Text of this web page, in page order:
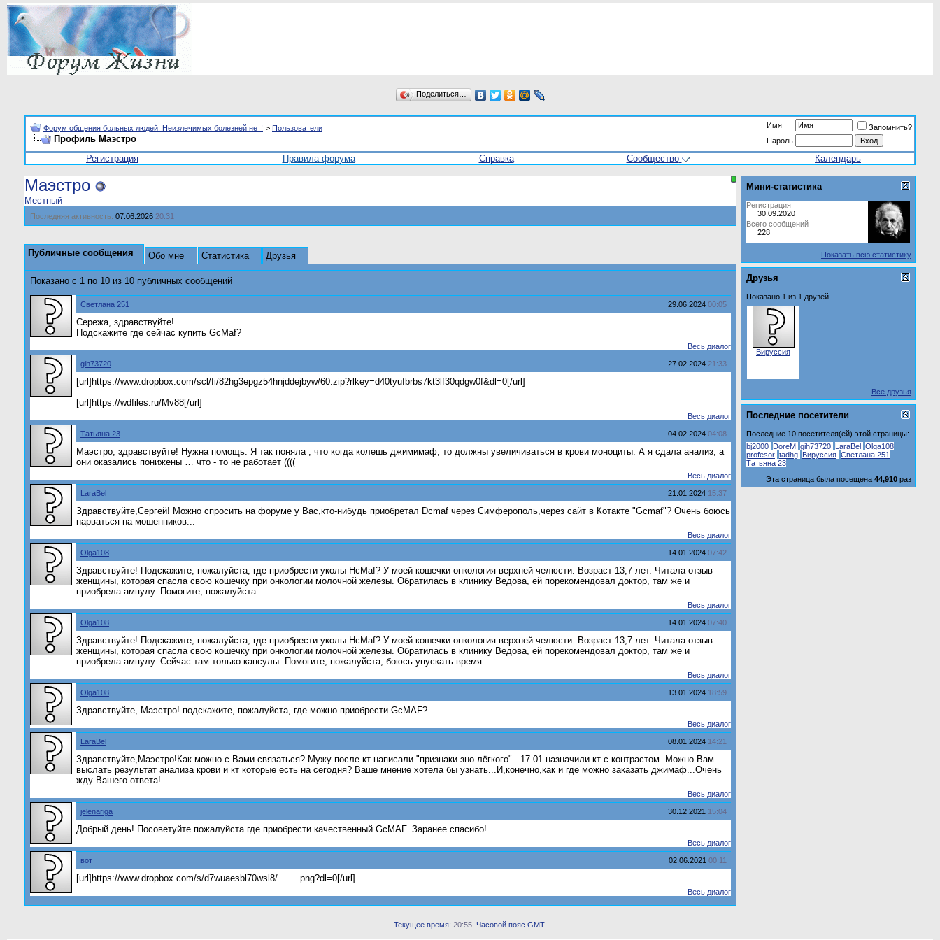
Поделиться…
Форум общения больных людей. Неизлечимых болезней нет! > Пользователи
Профиль Маэстро
Имя
Запомнить?
Пароль
Регистрация Правила форума Справка Сообщество Календарь
Маэстро
Местный
Последняя активность: 07.06.2026 20:31
Публичные сообщения Обо мне Статистика Друзья
Показано с 1 по 10 из 10 публичных сообщений
29.06.2024 00:05
Светлана 251
Сережа, здравствуйте!
Подскажите где сейчас купить GcMaf?
Весь диалог
27.02.2024 21:33
gih73720
[url]https://www.dropbox.com/scl/fi/82hg3epgz54hnjddejbyw/60.zip?rlkey=d40tyufbrbs7kt3lf30qdgw0f&dl=0[/url]
[url]https://wdfiles.ru/Mv88[/url]
Весь диалог
04.02.2024 04:08
Татьяна 23
Маэстро, здравствуйте! Нужна помощь. Я так поняла , что когда колешь джимимаф, то должны увеличиваться в крови моноциты. А я сдала анализ, а
они оказались понижены … что - то не работает ((((
Весь диалог
21.01.2024 15:37
LaraBel
Здравствуйте,Сергей! Можно спросить на форуме у Вас,кто-нибудь приобретал Dcmaf через Симферополь,через сайт в Котакте "Gcmaf"? Очень боюсь
нарваться на мошенников...
Весь диалог
14.01.2024 07:42
Olga108
Здравствуйте! Подскажите, пожалуйста, где приобрести уколы HcMaf? У моей кошечки онкология верхней челюсти. Возраст 13,7 лет. Читала отзыв
женщины, которая спасла свою кошечку при онкологии молочной железы. Обратилась в клинику Ведова, ей порекомендовал доктор, там же и
приобрела ампулу. Помогите, пожалуйста.
Весь диалог
14.01.2024 07:40
Olga108
Здравствуйте! Подскажите, пожалуйста, где приобрести уколы HcMaf? У моей кошечки онкология верхней челюсти. Возраст 13,7 лет. Читала отзыв
женщины, которая спасла свою кошечку при онкологии молочной железы. Обратилась в клинику Ведова, ей порекомендовал доктор, там же и
приобрела ампулу. Сейчас там только капсулы. Помогите, пожалуйста, боюсь упускать время.
Весь диалог
13.01.2024 18:59
Olga108
Здравствуйте, Маэстро! подскажите, пожалуйста, где можно приобрести GcMAF?
Весь диалог
08.01.2024 14:21
LaraBel
Здравствуйте,Маэстро!Как можно с Вами связаться? Мужу после кт написали "признаки зно лёгкого"...17.01 назначили кт с контрастом. Можно Вам
выслать результат анализа крови и кт которые есть на сегодня? Ваше мнение хотела бы узнать...И,конечно,как и где можно заказать джимаф...Очень
жду Вашего ответа!
Весь диалог
30.12.2021 15:04
jelenariga
Добрый день! Посоветуйте пожалуйста где приобрести качественный GcMAF. Заранее спасибо!
Весь диалог
02.06.2021 00:11
вот
[url]https://www.dropbox.com/s/d7wuaesbl70wsl8/____.png?dl=0[/url]
Весь диалог
Мини-статистика
Регистрация
30.09.2020
Всего сообщений
228
Показать всю статистику
Друзья
Показано 1 из 1 друзей
Вируссия
Все друзья
Последние посетители
Последние 10 посетителя(ей) этой страницы:
bj2000 DoreM gih73720 LaraBel Olga108
profesor tadhg Вируссия Светлана 251
Татьяна 23
Эта страница была посещена 44,910 раз
Текущее время: 20:55 . Часовой пояс GMT.